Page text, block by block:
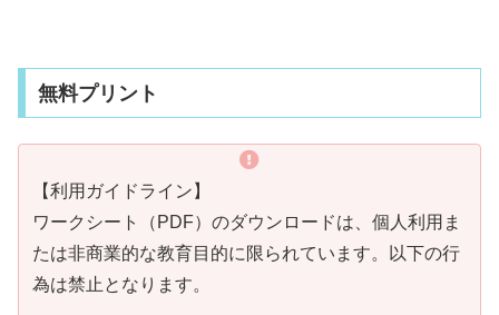
無料プリント
【利用ガイドライン】
ワークシート（PDF）のダウンロードは、個人利用ま
たは非商業的な教育目的に限られています。以下の行
為は禁止となります。